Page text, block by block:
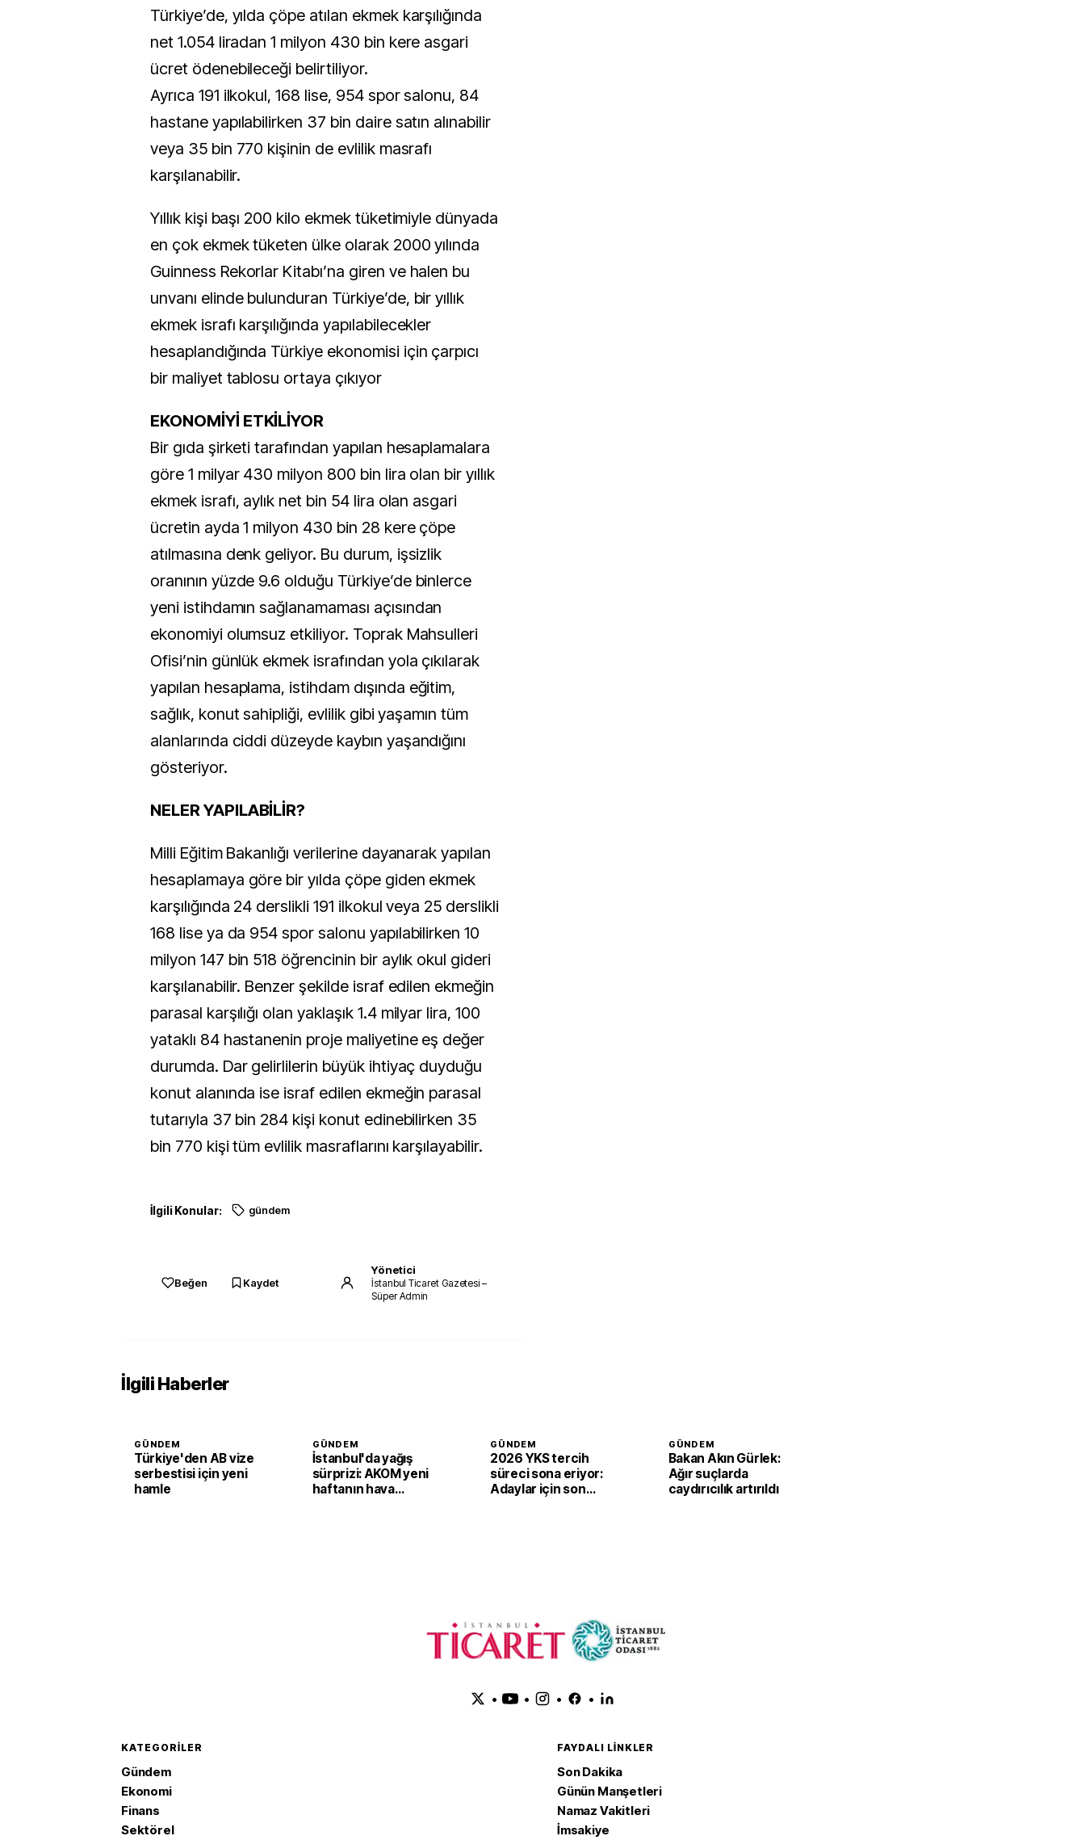
Türkiye’de, yılda çöpe atılan ekmek karşılığında
net 1.054 liradan 1 milyon 430 bin kere asgari
ücret ödenebileceği belirtiliyor.
Ayrıca 191 ilkokul, 168 lise, 954 spor salonu, 84
hastane yapılabilirken 37 bin daire satın alınabilir
veya 35 bin 770 kişinin de evlilik masrafı
karşılanabilir.
Yıllık kişi başı 200 kilo ekmek tüketimiyle dünyada
en çok ekmek tüketen ülke olarak 2000 yılında
Guinness Rekorlar Kitabı’na giren ve halen bu
unvanı elinde bulunduran Türkiye’de, bir yıllık
ekmek israfı karşılığında yapılabilecekler
hesaplandığında Türkiye ekonomisi için çarpıcı
bir maliyet tablosu ortaya çıkıyor
EKONOMİYİ ETKİLİYOR
Bir gıda şirketi tarafından yapılan hesaplamalara
göre 1 milyar 430 milyon 800 bin lira olan bir yıllık
ekmek israfı, aylık net bin 54 lira olan asgari
ücretin ayda 1 milyon 430 bin 28 kere çöpe
atılmasına denk geliyor. Bu durum, işsizlik
oranının yüzde 9.6 olduğu Türkiye’de binlerce
yeni istihdamın sağlanamaması açısından
ekonomiyi olumsuz etkiliyor. Toprak Mahsulleri
Ofisi’nin günlük ekmek israfından yola çıkılarak
yapılan hesaplama, istihdam dışında eğitim,
sağlık, konut sahipliği, evlilik gibi yaşamın tüm
alanlarında ciddi düzeyde kaybın yaşandığını
gösteriyor.
NELER YAPILABİLİR?
Milli Eğitim Bakanlığı verilerine dayanarak yapılan
hesaplamaya göre bir yılda çöpe giden ekmek
karşılığında 24 derslikli 191 ilkokul veya 25 derslikli
168 lise ya da 954 spor salonu yapılabilirken 10
milyon 147 bin 518 öğrencinin bir aylık okul gideri
karşılanabilir. Benzer şekilde israf edilen ekmeğin
parasal karşılığı olan yaklaşık 1.4 milyar lira, 100
yataklı 84 hastanenin proje maliyetine eş değer
durumda. Dar gelirlilerin büyük ihtiyaç duyduğu
konut alanında ise israf edilen ekmeğin parasal
tutarıyla 37 bin 284 kişi konut edinebilirken 35
bin 770 kişi tüm evlilik masraflarını karşılayabilir.
İlgili Konular: gündem
Beğen Kaydet
Yönetici
İstanbul Ticaret Gazetesi –
Süper Admin
İlgili Haberler
GÜNDEM
Türkiye'den AB vize
serbestisi için yeni
hamle
GÜNDEM
İstanbul'da yağış
sürprizi: AKOM yeni
haftanın hava
GÜNDEM
2026 YKS tercih
süreci sona eriyor:
Adaylar için son
GÜNDEM
Bakan Akın Gürlek:
Ağır suçlarda
caydırıcılık artırıldı
• • • •
KATEGORILER
Gündem
Ekonomi
Finans
Sektörel
FAYDALI LINKLER
Son Dakika
Günün Manşetleri
Namaz Vakitleri
İmsakiye